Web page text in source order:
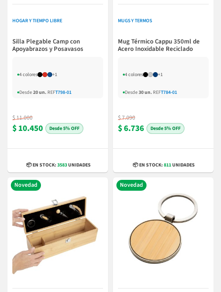
HOGAR Y TIEMPO LIBRE
Silla Plegable Camp con
Apoyabrazos y Posavasos
4 colores +1
Desde20 un. REFT798-01
$ 11.000
$ 10.450 5% OFF
📦 EN STOCK:3583UNIDADES
MUGS Y TERMOS
Mug Térmico Cappu 350ml de
Acero Inoxidable Reciclado
4 colores +1
Desde30 un. REFT784-01
$ 7.090
$ 6.736 5% OFF
📦 EN STOCK:811UNIDADES
Novedad Novedad